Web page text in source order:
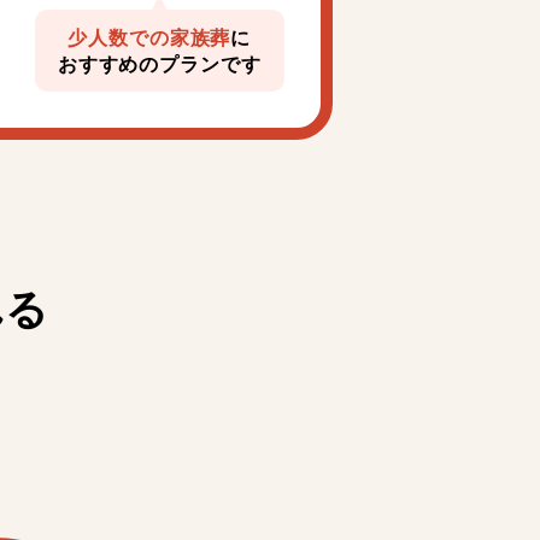
少人数での家族葬に
おすすめのプランです